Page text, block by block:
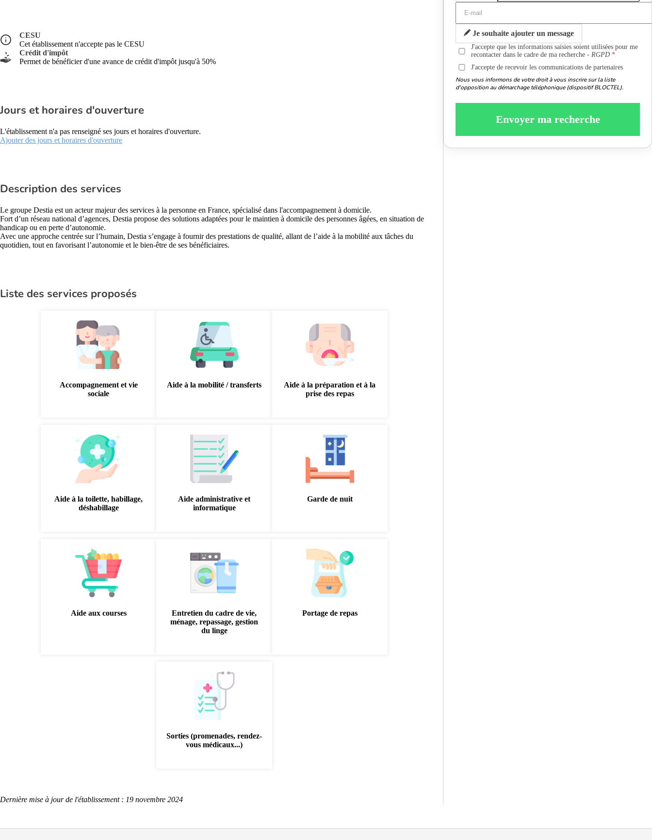
CESU
Cet établissement n'accepte pas le CESU
Crédit d'impôt
Permet de bénéficier d'une avance de crédit d'impôt jusqu'à 50%
Jours et horaires d'ouverture
L'établissement n'a pas renseigné ses jours et horaires d'ouverture.
Ajouter des jours et horaires d'ouverture
Description des services
Le groupe Destia est un acteur majeur des services à la personne en France, spécialisé dans l'accompagnement à domicile.
Fort d’un réseau national d’agences, Destia propose des solutions adaptées pour le maintien à domicile des personnes âgées, en situation de
handicap ou en perte d’autonomie.
Avec une approche centrée sur l’humain, Destia s’engage à fournir des prestations de qualité, allant de l’aide à la mobilité aux tâches du
quotidien, tout en favorisant l’autonomie et le bien-être de ses bénéficiaires.
Liste des services proposés
Accompagnement et vie
sociale
Aide à la mobilité / transferts
Aide à la préparation et à la
prise des repas
Aide à la toilette, habillage,
déshabillage
Aide administrative et
informatique
Garde de nuit
Aide aux courses
Entretien du cadre de vie,
ménage, repassage, gestion
du linge
Portage de repas
Sorties (promenades, rendez-
vous médicaux...)
Dernière mise à jour de l'établissement : 19 novembre 2024
Je souhaite ajouter un message
J'accepte que les informations saisies soient utilisées pour me
recontacter dans le cadre de ma recherche -RGPD
J'accepte de recevoir les communications de partenaires
Nous vous informons de votre droit à vous inscrire sur la liste
d'opposition au démarchage téléphonique (dispositif BLOCTEL).
Envoyer ma recherche